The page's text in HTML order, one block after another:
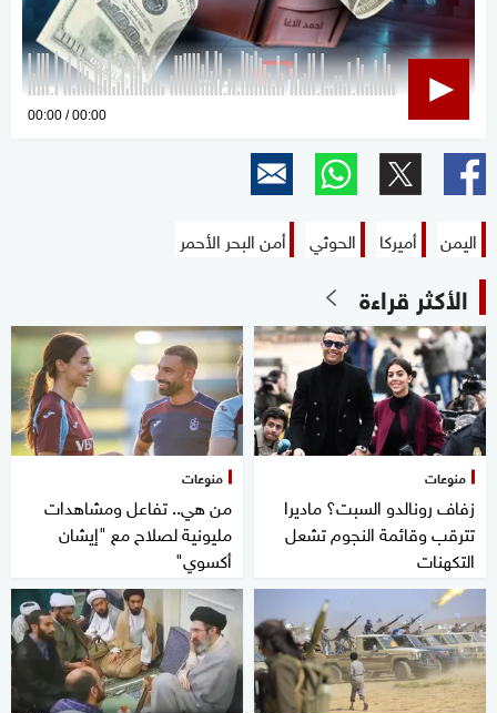
0
00:00 00:00
اليمن أميركا الحوثي أمن البحر الأحمر
الأكثر قراءة
منوعات
زفاف رونالدو السبت؟ ماديرا
تترقب وقائمة النجوم تشعل
التكهنات
منوعات
من هي.. تفاعل ومشاهدات
مليونية لصلاح مع "إيشان
أكسوي"